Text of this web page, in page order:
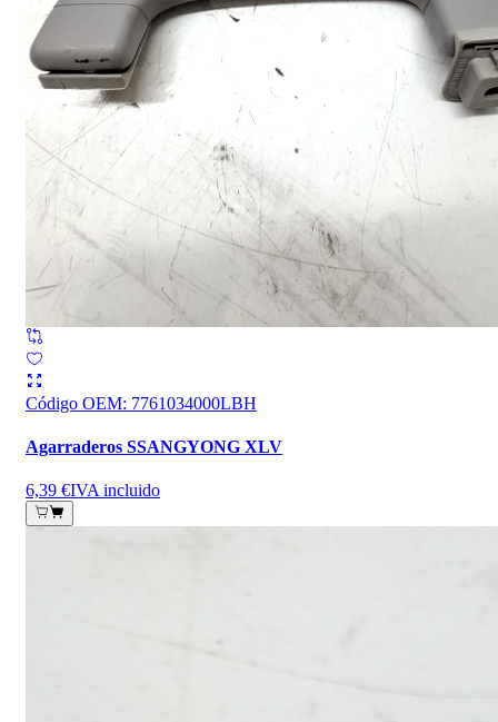
Código OEM: 7761034000LBH
Agarraderos SSANGYONG XLV
6,39 €IVA incluido